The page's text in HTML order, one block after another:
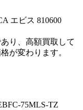
エビス 810600
り、高額買取して
が変わります。
75MLS-TZ